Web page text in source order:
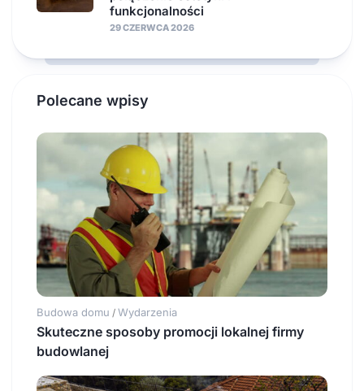
funkcjonalności
29 CZERWCA 2026
Polecane wpisy
Budowa domu / Wydarzenia
Skuteczne sposoby promocji lokalnej firmy
budowlanej